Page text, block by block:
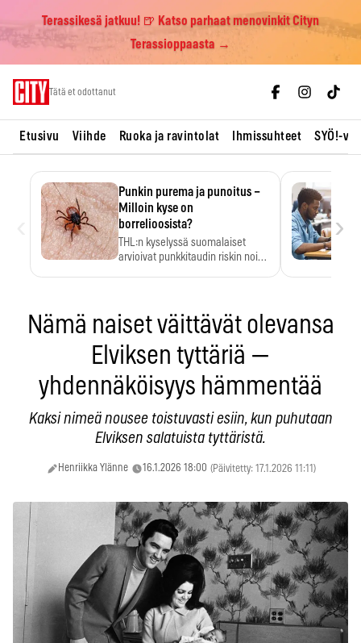
Terassikesä jatkuu! 🍺 Katso parhaat menovinkit Cityn
Terassioppaasta →
Tätä et odottanut
Etusivu Viihde Ruoka ja ravintolat Ihmissuhteet SYÖ!-
Punkin purema ja punoitus –
Milloin kyse on
borrelioosista?
THL:n kyselyssä suomalaiset
arvioivat punkkitaudin riskin noin
›
Nämä naiset väittävät olevansa
Elviksen tyttäriä —
yhdennäköisyys hämmentää
Kaksi nimeä nousee toistuvasti esiin, kun puhutaan
Elviksen salatuista tyttäristä.
Henriikka Ylänne 16.1.2026 18:00 (Päivitetty: 17.1.2026 11:11)